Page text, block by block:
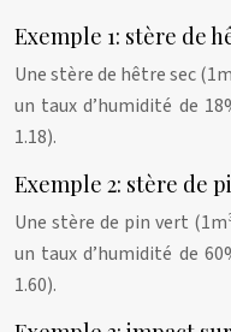
Exemple 1: stère de
Une stère de hêtre sec
un taux d’humidité de
1.18).
Exemple 2: stère de
Une stère de pin vert
un taux d’humidité de
1.60).